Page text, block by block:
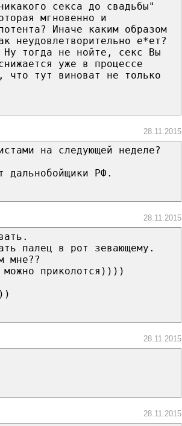
секса до свадьбы"
мгновенно и
Иначе каким образом
неудовлетворительно е*ет?
Ну тогда не нойте, секс Вы
уже в процессе
что тут виноват не только
28.11.2015
на следующей неделе?
дальнобойщики РФ.
28.11.2015
палец в рот зевающему.
мне??
приколотся))))
28.11.2015
28.11.2015